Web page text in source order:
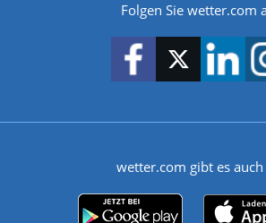
Folgen Sie wetter.com
wetter.com gibt es